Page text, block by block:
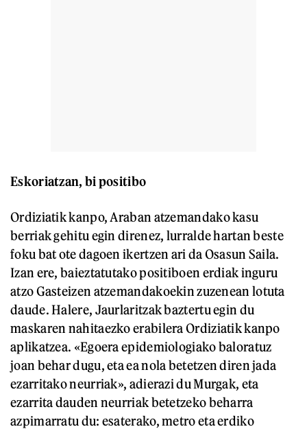
Eskoriatzan, bi positibo
Ordiziatik kanpo, Araban atzemandako kasu
berriak gehitu egin direnez, lurralde hartan beste
foku bat ote dagoen ikertzen ari da Osasun Saila.
Izan ere, baieztatutako positiboen erdiak inguru
atzo Gasteizen atzemandakoekin zuzenean lotuta
daude. Halere, Jaurlaritzak baztertu egin du
maskaren nahitaezko erabilera Ordiziatik kanpo
aplikatzea. «Egoera epidemiologiako baloratuz
joan behar dugu, eta ea nola betetzen diren jada
ezarritako neurriak», adierazi du Murgak, eta
ezarrita dauden neurriak betetzeko beharra
azpimarratu du: esaterako, metro eta erdiko